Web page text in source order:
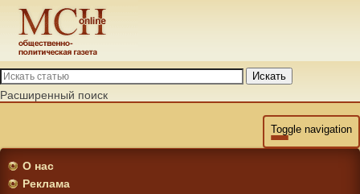
Искать
Расширенный поиск
Toggle navigation
О нас
Реклама